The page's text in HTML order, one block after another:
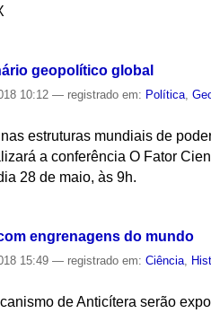
geopolítico global
10:12— registrado em: Política ,
estruturas mundiais de
a conferência O Fator
28 de maio, às 9h.
engrenagens do mundo
15:49— registrado em:Ciência
de Anticítera serão